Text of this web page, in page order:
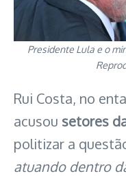
Presidente Lula e o
Rui Costa, no
acusou setores
politizar a
atuando dentro